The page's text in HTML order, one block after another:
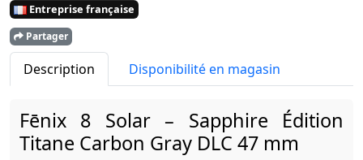
Entreprise française
Partager
Description Disponibilité en magasin
Fēnix 8 Solar – Sapphire Édition
Titane Carbon Gray DLC 47 mm